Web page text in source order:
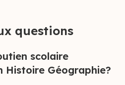
questions
scolaire
Histoire Géographie?